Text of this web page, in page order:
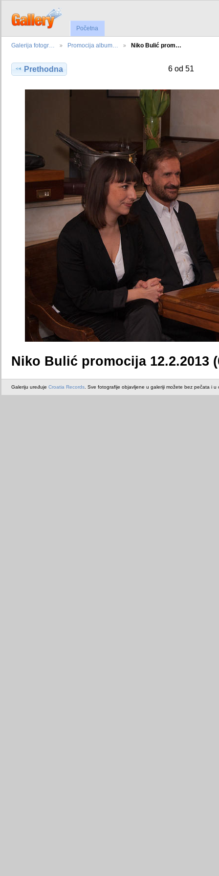
Početna
Galerija fotogr… Promocija album… Niko Bulić prom…
Prethodna 6 od 51
Niko Bulić promocija 12.2.2013
Galeriju uređuje Croatia Records . Sve fotografije objavljene u galeriji možete bez pečata i